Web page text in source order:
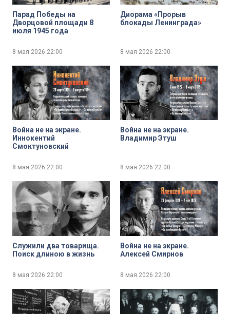
Парад Победы на
Дворцовой площади 8
июля 1945 года
8 мая 2026 22:00
Диорама «Прорыв
блокады Ленинграда»
8 мая 2026 22:00
Война не на экране.
Иннокентий
Смоктуновский
8 мая 2026 22:00
Война не на экране.
Владимир Этуш
8 мая 2026 22:00
Служили два товарища.
Поиск длиною в жизнь
8 мая 2026 22:00
Война не на экране.
Алексей Смирнов
8 мая 2026 22:00